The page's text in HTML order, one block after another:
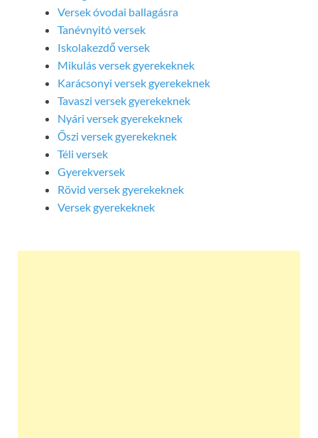
Versek óvodai ballagásra
Tanévnyitó versek
Iskolakezdő versek
Mikulás versek gyerekeknek
Karácsonyi versek gyerekeknek
Tavaszi versek gyerekeknek
Nyári versek gyerekeknek
Őszi versek gyerekeknek
Téli versek
Gyerekversek
Rövid versek gyerekeknek
Versek gyerekeknek